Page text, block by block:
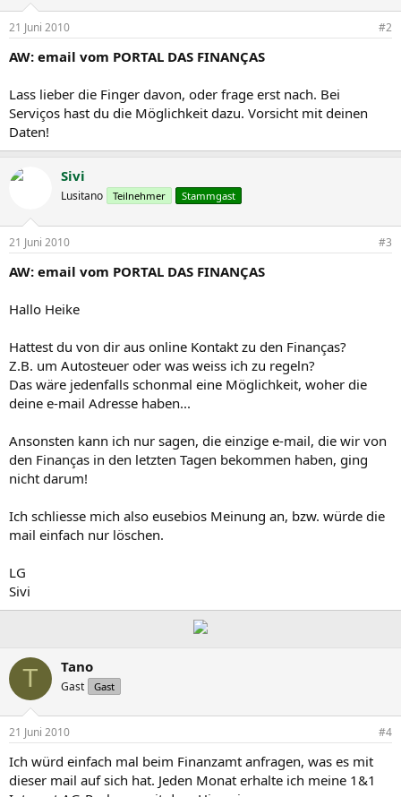
Por favor não responda para esta caixa de correio electrónico
destinada exclusivamente ao envio de mensagens informativas.
Com os melhores cumprimentos
O Director-Geral
José António de Azevedo Pereira
21 Juni 2010 #2
AW: email vom PORTAL DAS FINANÇAS
Lass lieber die Finger davon, oder frage erst nach. Bei
Serviços hast du die Möglichkeit dazu. Vorsicht mit deinen
Daten!
Sivi
Lusitano Teilnehmer Stammgast
21 Juni 2010 #3
AW: email vom PORTAL DAS FINANÇAS
Hallo Heike
Hattest du von dir aus online Kontakt zu den Finanças?
Z.B. um Autosteuer oder was weiss ich zu regeln?
Das wäre jedenfalls schonmal eine Möglichkeit, woher die
deine e-mail Adresse haben...
Ansonsten kann ich nur sagen, die einzige e-mail, die wir von
den Finanças in den letzten Tagen bekommen haben, ging
nicht darum!
Ich schliesse mich also eusebios Meinung an, bzw. würde die
mail einfach nur löschen.
LG
Sivi
T Tano
Gast Gast
21 Juni 2010 #4
Ich würd einfach mal beim Finanzamt anfragen, was es mit
dieser mail auf sich hat. Jeden Monat erhalte ich meine 1&1